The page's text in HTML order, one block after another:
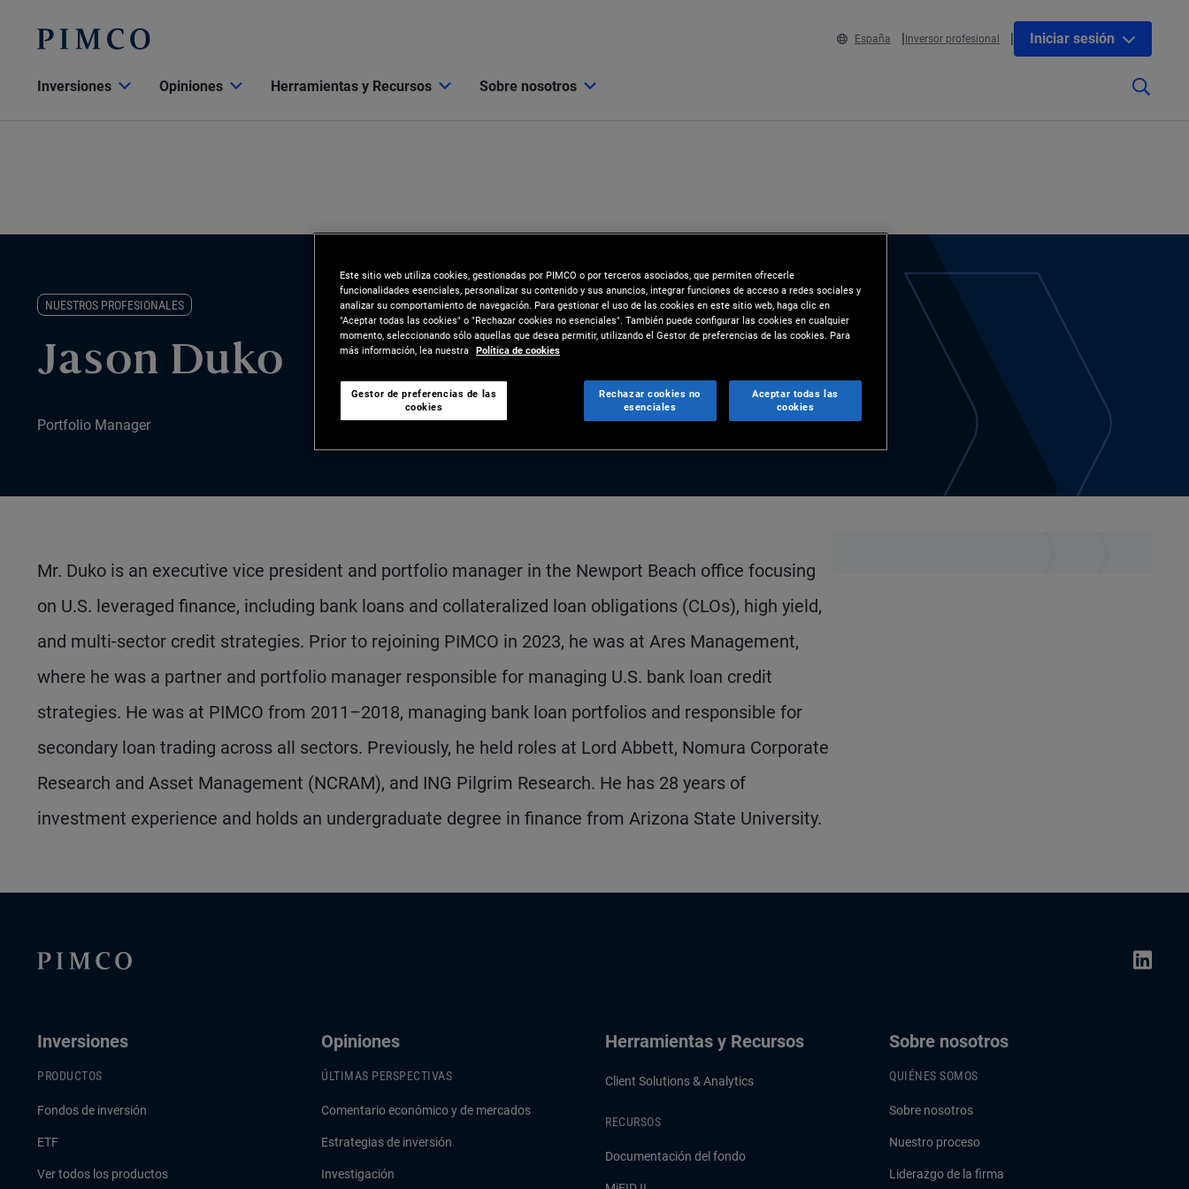
España Inversor profesional Iniciar sesión
Inversiones Opiniones Herramientas y Recursos Sobre nosotros
NUESTROS PROFESIONALES
Jason Duko
Portfolio Manager
Mr. Duko is an executive vice president and portfolio manager in the Newport Beach office focusing
on U.S. leveraged finance, including bank loans and collateralized loan obligations (CLOs), high yield,
and multi-sector credit strategies. Prior to rejoining PIMCO in 2023, he was at Ares Management,
where he was a partner and portfolio manager responsible for managing U.S. bank loan credit
strategies. He was at PIMCO from 2011–2018, managing bank loan portfolios and responsible for
secondary loan trading across all sectors. Previously, he held roles at Lord Abbett, Nomura Corporate
Research and Asset Management (NCRAM), and ING Pilgrim Research. He has 28 years of
investment experience and holds an undergraduate degree in finance from Arizona State University.
Inversiones
PRODUCTOS
Fondos de inversión
ETF
Ver todos los productos
Opiniones
ÚLTIMAS PERSPECTIVAS
Comentario económico y de mercados
Estrategias de inversión
Investigación
Herramientas y Recursos
Client Solutions & Analytics
RECURSOS
Documentación del fondo
Sobre nosotros
QUIÉNES SOMOS
Sobre nosotros
Nuestro proceso
Liderazgo de la firma
Este sitio web utiliza cookies, gestionadas por PIMCO o por terceros asociados, que permiten ofrecerle
funcionalidades esenciales, personalizar su contenido y sus anuncios, integrar funciones de acceso a redes sociales y
analizar su comportamiento de navegación. Para gestionar el uso de las cookies en este sitio web, haga clic en
"Aceptar todas las cookies" o "Rechazar cookies no esenciales". También puede configurar las cookies en cualquier
momento, seleccionando sólo aquellas que desea permitir, utilizando el Gestor de preferencias de las cookies. Para
más información, lea nuestra Política de cookies
Gestor de preferencias de las
cookies
Rechazar cookies no
esenciales
Aceptar todas las
cookies